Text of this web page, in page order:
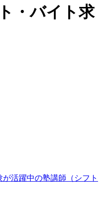
・バイト求
活躍中の塾講師（シフト